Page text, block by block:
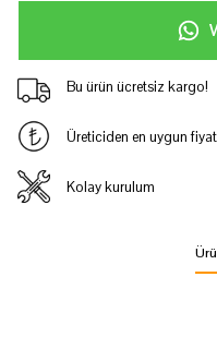
Bu ürün ücretsiz kargo!
Üreticiden en uygun
Kolay kurulum